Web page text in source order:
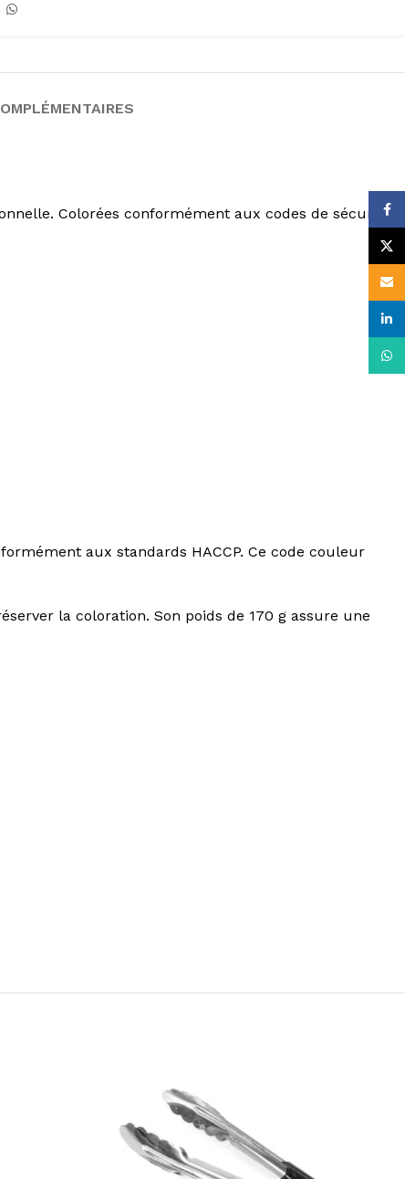
Colorées conformément aux codes de sécurité
aux standards HACCP. Ce code couleur
la coloration. Son poids de 170 g assure une
Email